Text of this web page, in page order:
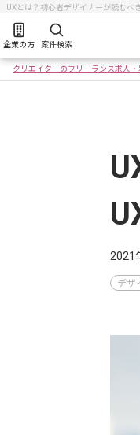
UXとは？初心者デザイナーが読むべ
企業の方 案件検索
クリエイターのフリーランス求人・
2021
デザ